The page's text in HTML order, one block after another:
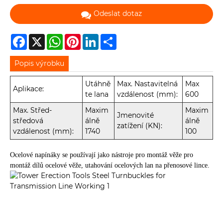
Odeslat dotaz
Facebook
X WhatsAppPinterestLinkedIn
Popis výrobku
Aplikace:
Utáhně
te lana
Max. Nastavitelná
vzdálenost (mm):
Max
600
Max. Střed-
středová
vzdálenost (mm):
Maxim
álně
1740
Jmenovité
zatížení (KN):
Maxim
álně
100
Ocelové napínáky se používají jako nástroje pro montáž věže pro
montáž dílů ocelové věže, utahování ocelových lan na přenosové lince.